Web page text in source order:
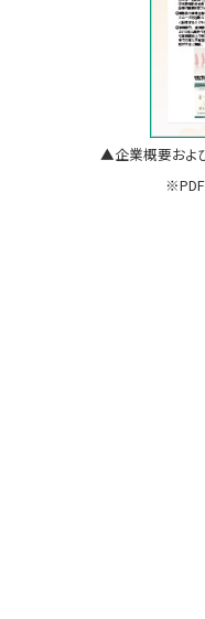
▲企業概要およ
※PDF